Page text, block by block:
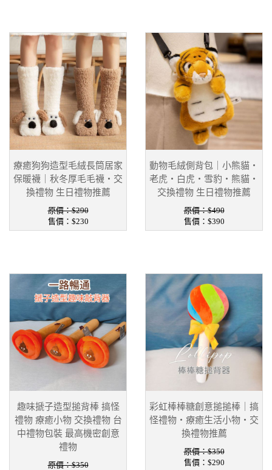
療癒狗狗造型毛絨長筒居家
保暖襪｜秋冬厚毛毛襪・交
換禮物 生日禮物推薦
原價：$290
售價： $230
動物毛絨側背包｜小熊貓・
老虎・白虎・雪豹・熊貓・
交換禮物 生日禮物推薦
原價：$490
售價： $390
趣味搋子造型搥背棒 搞怪
禮物 療癒小物 交換禮物 台
中禮物包裝 最高機密創意
禮物
原價：$350
彩虹棒棒糖創意搥搥棒｜搞
怪禮物・療癒生活小物・交
換禮物推薦
原價：$350
售價： $290